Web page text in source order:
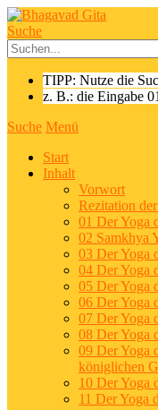
Suche
TIPP: Nutze die
z. B.: die Eingabe
Suche Menü
Start
Inhalt
Vorwort
Rezitation
01 Der Yoga
02 Samkhya
03 Der Yoga
04 Der Yoga
05 Der Yoga
06 Der Yoga
07 Der Yoga
08 Der Yoga
09 Der Yoga
königlichen
10 Der Yoga
11 Der Yoga